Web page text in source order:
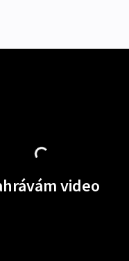
video